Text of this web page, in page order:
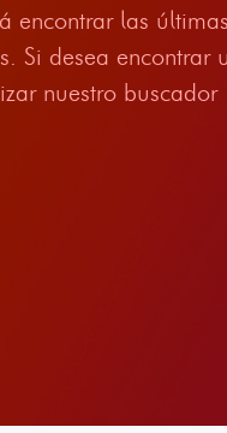
encontrar las
Si desea encontrar
nuestro buscador